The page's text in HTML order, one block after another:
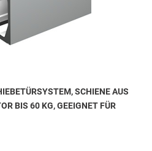
SCHIENE AUS
BIS 60 KG, GEEIGNET FÜR